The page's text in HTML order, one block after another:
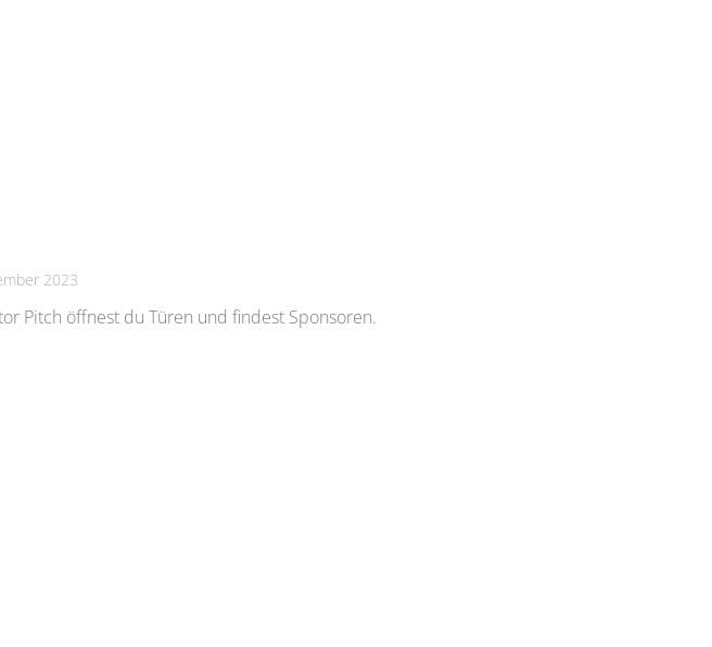
2023
Pitch öffnest du Türen und findest Sponsoren.